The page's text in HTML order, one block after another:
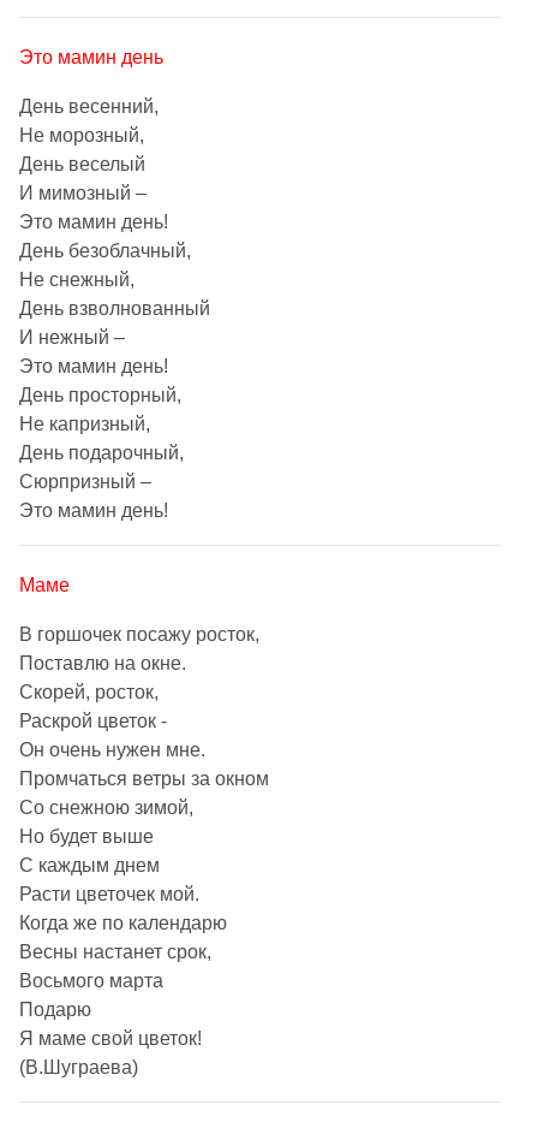
Это мамин день
День весенний,
Не морозный,
День веселый
И мимозный –
Это мамин день!
День безоблачный,
Не снежный,
День взволнованный
И нежный –
Это мамин день!
День просторный,
Не капризный,
День подарочный,
Сюрпризный –
Это мамин день!
Маме
В горшочек посажу росток,
Поставлю на окне.
Скорей, росток,
Раскрой цветок -
Он очень нужен мне.
Промчаться ветры за окном
Со снежною зимой,
Но будет выше
С каждым днем
Расти цветочек мой.
Когда же по календарю
Весны настанет срок,
Восьмого марта
Подарю
Я маме свой цветок!
(В.Шуграева)